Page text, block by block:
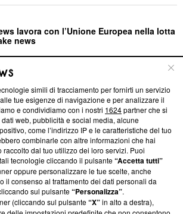
lavora con l’Unione Europea nella lotta
news
EDITORIALE
informazioni trasparenti su Blasting
editoriali e su come ci impegniamo a
Inoltre, afferma la nostra aderenza a
with Integrity’Blasting News non è
programma, ma ha richiesto di farne
non ha ancora effettuato una verifica di
simili di tracciamento per fornirti un servizio
tue esigenze di navigazione e per analizzare il
e condividiamo con i nostri 1624partner che si
web, pubblicità e social media, alcune
come l’indirizzo IP e le caratteristiche del tuo
combinarle con altre informazioni che hai
raccolto dal tuo utilizzo dei loro servizi. Puoi
tecnologie cliccando il pulsante“Accetta tutti”
oppure personalizzare le tue scelte, anche
il consenso al trattamento dei dati personali da
sul pulsante“Personalizza”.
(cliccando sul pulsante“X”in alto a destra),